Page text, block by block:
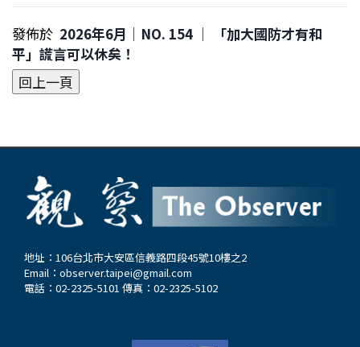
發佈於 2026年6月｜NO. 154 │ 「加大國防才有和
平」謊言可以休矣！
地址：106台北市大安區信義路四段45號10樓之2
Email： observer.taipei@gmail.com
電話：02-2325-5101 傳真：02-2325-5102